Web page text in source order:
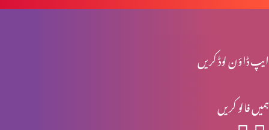
محبت کی 5 زبانیں
مقدسہ مریم
ایپ ڈاؤن لوڈ کریں
ہمیں فالو کریں